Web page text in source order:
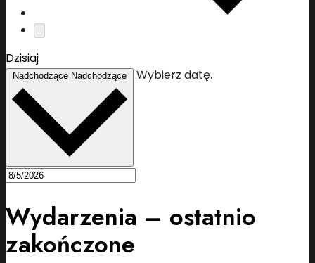
Dzisiaj
Nadchodzące Nadchodzące Wybierz datę.
Wydarzenia – ostatnio
zakończone